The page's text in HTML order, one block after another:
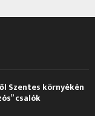
Szentes környékén
csalók